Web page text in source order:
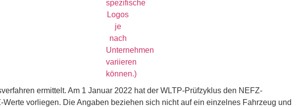
ermittelt. Am 1 Januar 2022 hat der WLTP-Prüfzyklus den NEFZ-
vorliegen. Die Angaben beziehen sich nicht auf ein einzelnes Fahrzeug und